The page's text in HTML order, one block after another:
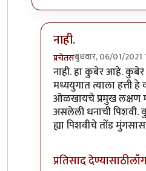
नाही.
प्रचेतसबुधवार, 06/01/2021
In reply to.byचांदणे
नाही. हा कुबेर आहे.
मध्ययुगात त्याला हत्ती
ओळखायचे प्रमुख लक्षण
असलेली धनाची पिशवी.
ह्या पिशवीचे तोंड
प्रतिसाद देण्यासाठी